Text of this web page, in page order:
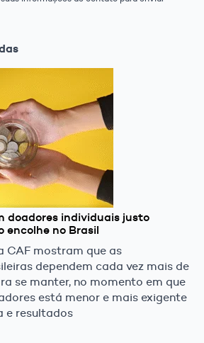
doadores individuais justo
encolhe no Brasil
CAF mostram que as
dependem cada vez mais de
se manter, no momento em que
está menor e mais exigente
e resultados